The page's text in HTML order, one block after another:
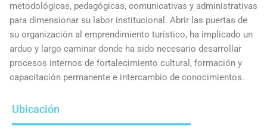
metodológicas, pedagógicas, comunicativas y administrativas
para dimensionar su labor institucional. Abrir las puertas de
su organización al emprendimiento turístico, ha implicado un
arduo y largo caminar donde ha sido necesario desarrollar
procesos internos de fortalecimiento cultural, formación y
capacitación permanente e intercambio de conocimientos.
Ubicación